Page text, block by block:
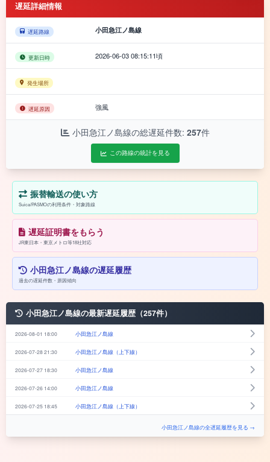
遅延詳細情報
遅延路線 小田急江ノ島線
更新日時 2026-06-03 08:15:11頃
発生場所
遅延原因 強風
小田急江ノ島線の総遅延件数: 257件
この路線の統計を見る
振替輸送の使い方
Suica/PASMOの利用条件・対象路線
遅延証明書をもらう
JR東日本・東京メトロ等18社対応
小田急江ノ島線の遅延履歴
過去の遅延件数・原因傾向
小田急江ノ島線の最新遅延履歴（257件）
2026-08-01 18:00 小田急江ノ島線
2026-07-28 21:30 小田急江ノ島線（上下線）
2026-07-27 18:30 小田急江ノ島線
2026-07-26 14:00 小田急江ノ島線
2026-07-25 18:45 小田急江ノ島線（上下線）
小田急江ノ島線の全遅延履歴を見る →